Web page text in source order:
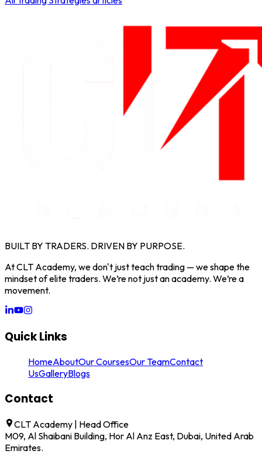
BUILT BY TRADERS. DRIVEN BY PURPOSE.
At CLT Academy, we don't just teach trading — we shape the
mindset of elite traders. We’re not just an academy. We’re a
movement.
Quick Links
HomeAboutOur CoursesOur TeamContact
UsGalleryBlogs
Contact
CLT Academy | Head Office
M09, Al Shaibani Building, Hor Al Anz East, Dubai, United Arab
Emirates.